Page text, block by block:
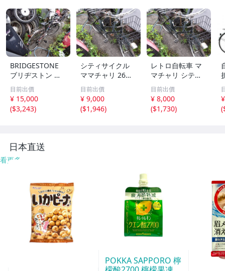
BRIDGESTONE
ブリヂストン 自
転車 レトロ 部品
取り レストアベ
ース
目前出價
¥ 15,000
($3,243)
シティサイクル
ママチャリ 26イ
ンチ ブラック 前
カゴ付き 現状渡
し
目前出價
¥ 9,000
($1,946)
レトロ自転車 マ
マチャリ シティ
サイクル 26イン
チ相当 ジャンク
部品取り
目前出價
¥ 8,000
($1,730)
(
日本直送
看更多
POKKA SAPPORO 檸